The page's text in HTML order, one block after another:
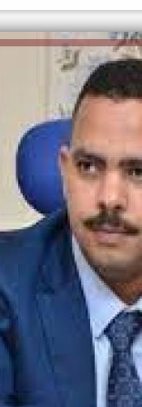
الكاتبة إلهام شرشر تهنئ الرئيس
السيسي بعيد ميلاده وتُشيد بجهوده